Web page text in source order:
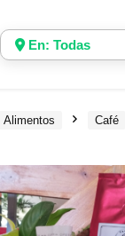
En: Todas
Alimentos Café